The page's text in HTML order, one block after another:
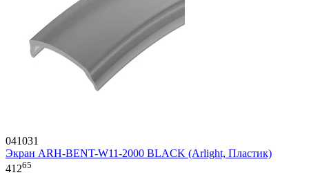
041031
Экран ARH-BENT-W11-2000 BLACK (Arlight, Пластик)
41265